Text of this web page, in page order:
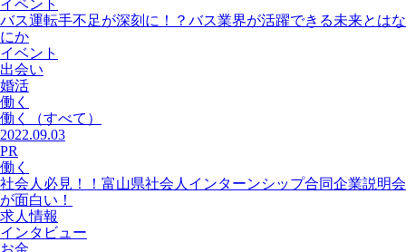
イベント
バス運転手不足が深刻に！？バス業界が活躍できる未来とはな
にか
イベント
出会い
婚活
働く
働く
（すべて）
2022.09.03
PR
働く
社会人必見！！富山県社会人インターンシップ合同企業説明会
が面白い！
求人情報
インタビュー
お金